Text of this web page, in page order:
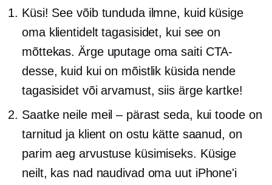
Küsi! See võib tunduda ilmne, kuid küsige
oma klientidelt tagasisidet, kui see on
mõttekas. Ärge uputage oma saiti CTA-
desse, kuid kui on mõistlik küsida nende
tagasisidet või arvamust, siis ärge kartke!
Saatke neile meil – pärast seda, kui toode on
tarnitud ja klient on ostu kätte saanud, on
parim aeg arvustuse küsimiseks. Küsige
neilt, kas nad naudivad oma uut iPhone'i